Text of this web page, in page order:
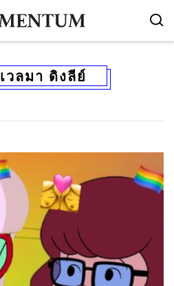
เวลมา ดิงลีย์